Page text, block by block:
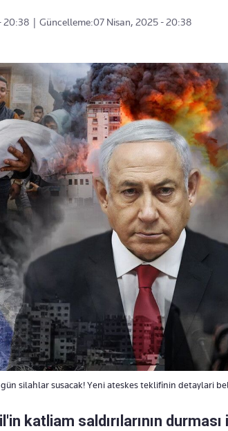
20:38 Güncelleme:07 Nisan, 2025 - 20:38
silahlar susacak! Yeni ateskes teklifinin detaylari
katliam saldırılarının durması